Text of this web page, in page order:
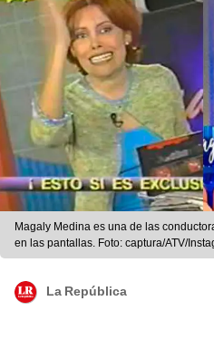
Magaly Medina es una de las
en las pantallas. Foto: captura/ATV/
La República